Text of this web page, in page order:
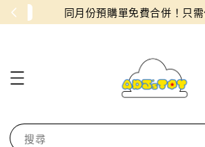
！ 同月份預購單免費合併！只需
搜尋